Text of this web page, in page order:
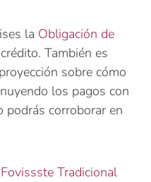
la Obligación de
También es
sobre cómo
los pagos con
podrás corroborar en
Tradicional